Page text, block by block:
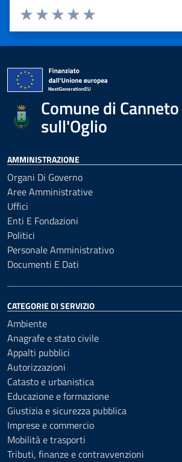
Valuta 5 stelle su 5
Valuta 4 stelle su 5
Valuta 3 stelle su 5
Valuta 2 stelle su 5
Valuta 1 stelle su 5
Comune di Canneto
sull'Oglio
AMMINISTRAZIONE
Organi Di Governo
Aree Amministrative
Uffici
Enti E Fondazioni
Politici
Personale Amministrativo
Documenti E Dati
CATEGORIE DI SERVIZIO
Ambiente
Anagrafe e stato civile
Appalti pubblici
Autorizzazioni
Catasto e urbanistica
Educazione e formazione
Giustizia e sicurezza pubblica
Imprese e commercio
Mobilità e trasporti
Tributi, finanze e contravvenzioni